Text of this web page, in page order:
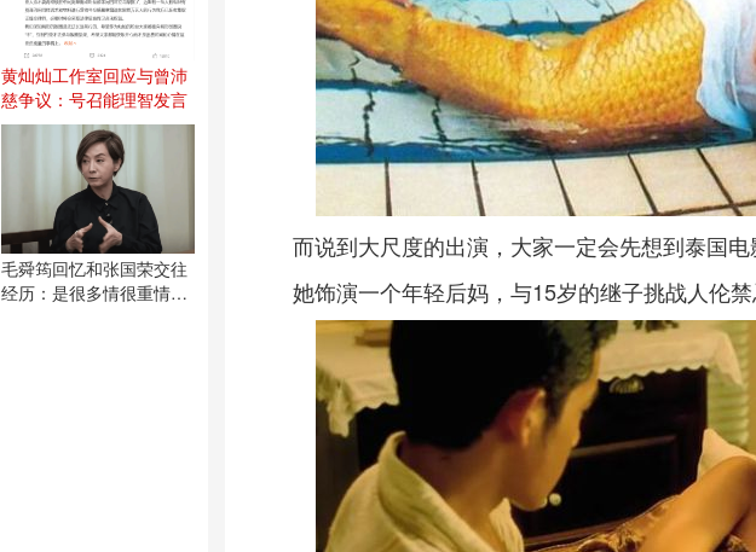
黄灿灿工作室回应与曾沛
慈争议：号召能理智发言
毛舜筠回忆和张国荣交往
经历：是很多情很重情的
而说到大尺度的出演，大家一定会先想到泰国
她饰演一个年轻后妈，与15岁的继子挑战人伦